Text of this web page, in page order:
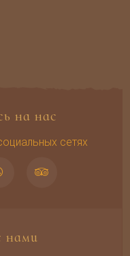
на нас
сетях
нами